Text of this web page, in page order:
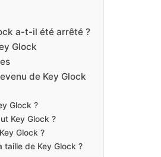
a-t-il été arrêté ?
Glock
de Key Glock
Glock ?
Key Glock ?
Glock ?
taille de Key Glock ?